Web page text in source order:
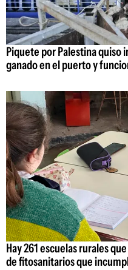
Piquete por Palestina quiso
ganado en el puerto y
Hay 261 escuelas rurales
de fitosanitarios que